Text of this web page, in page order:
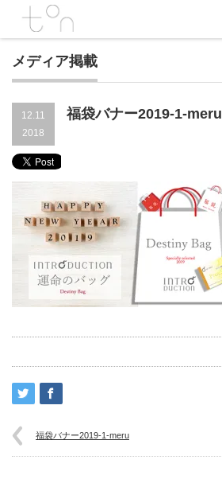
メディア掲載
12.11
2018
福袋バナー2019-1-meru
福袋バナー2019-1-meru